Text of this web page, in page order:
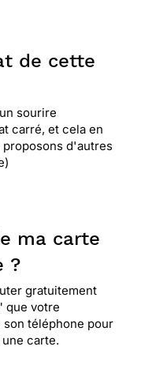
de cette
sourire
carré, et cela en
d'autres
ma carte
?
gratuitement
que votre
téléphone pour
carte.